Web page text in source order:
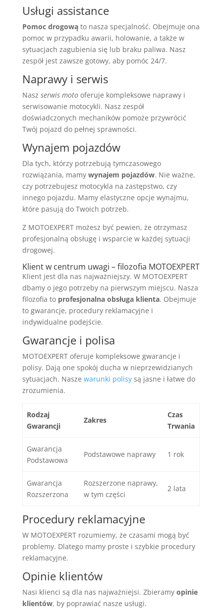
Usługi assistance
Pomoc drogowąto nasza specjalność. Obejmuje ona
pomoc w przypadku awarii, holowanie, a także w
sytuacjach zagubienia się lub braku paliwa. Nasz
zespół jest zawsze gotowy, aby pomóc 24/7.
Naprawy i serwis
Nasz serwis motooferuje kompleksowe naprawy i
serwisowanie motocykli. Nasz zespół
doświadczonych mechaników pomoże przywrócić
Twój pojazd do pełnej sprawności.
Wynajem pojazdów
Dla tych, którzy potrzebują tymczasowego
rozwiązania, mamy wynajem pojazdów. Nie ważne,
czy potrzebujesz motocykla na zastępstwo, czy
innego pojazdu. Mamy elastyczne opcje wynajmu,
które pasują do Twoich potrzeb.
Z MOTOEXPERT możesz być pewien, że otrzymasz
profesjonalną obsługę i wsparcie w każdej sytuacji
drogowej.
Klient w centrum uwagi – filozofia MOTOEXPERT
Klient jest dla nas najważniejszy. W MOTOEXPERT
dbamy o jego potrzeby na pierwszym miejscu. Nasza
filozofia to profesjonalna obsługa klienta. Obejmuje
to gwarancje, procedury reklamacyjne i
indywidualne podejście.
Gwarancje i polisa
MOTOEXPERT oferuje kompleksowe gwarancje i
polisy. Dają one spokój ducha w nieprzewidzianych
sytuacjach. Nasze warunki polisysą jasne i łatwe do
zrozumienia.
Rodzaj
Gwarancji
Zakres
Czas
Trwania
Gwarancja
Podstawowa
Podstawowe naprawy 1 rok
Gwarancja
Rozszerzona
Rozszerzone naprawy,
w tym części
2 lata
Procedury reklamacyjne
W MOTOEXPERT rozumiemy, że czasami mogą być
problemy. Dlatego mamy proste i szybkie procedury
reklamacyjne.
Opinie klientów
Nasi klienci są dla nas najważniejsi. Zbieramy opinie
klientów, by poprawiać nasze usługi.